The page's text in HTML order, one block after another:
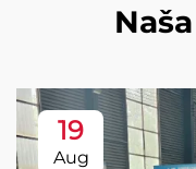
19
Aug